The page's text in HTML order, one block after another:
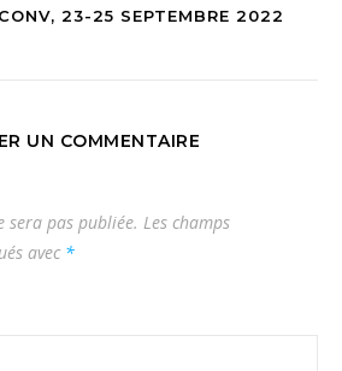
23-25 SEPTEMBRE 2022
UN COMMENTAIRE
sera pas publiée. Les champs
avec *